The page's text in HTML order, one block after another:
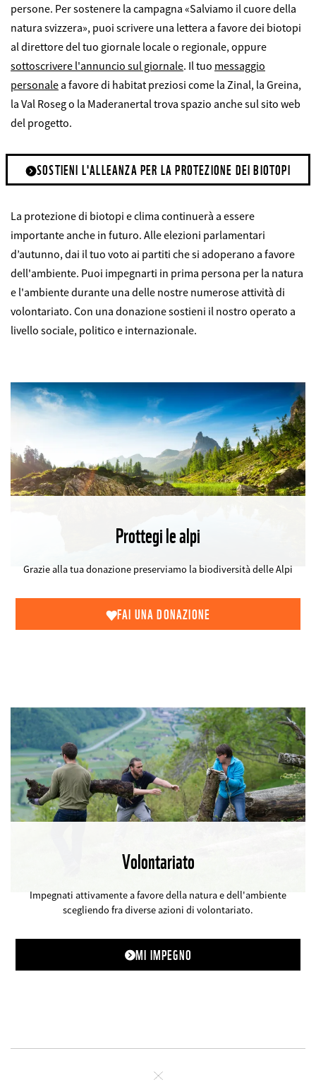
persone. Per sostenere la campagna «Salviamo il cuore della
natura svizzera», puoi scrivere una lettera a favore dei biotopi
al direttore del tuo giornale locale o regionale, oppure
sottoscrivere l'annuncio sul giornale. Il tuo messaggio
personale a favore di habitat preziosi come la Zinal, la Greina,
la Val Roseg o la Maderanertal trova spazio anche sul sito web
del progetto.
SOSTIENI L'ALLEANZA PER LA PROTEZIONE DEI BIOTOPI
La protezione di biotopi e clima continuerà a essere
importante anche in futuro. Alle elezioni parlamentari
d’autunno, dai il tuo voto ai partiti che si adoperano a favore
dell'ambiente. Puoi impegnarti in prima persona per la natura
e l'ambiente durante una delle nostre numerose attività di
volontariato. Con una donazione sostieni il nostro operato a
livello sociale, politico e internazionale.
Prottegi le alpi
Grazie alla tua donazione preserviamo la biodiversità delle Alpi
FAI UNA DONAZIONE
Volontariato
Impegnati attivamente a favore della natura e dell'ambiente
scegliendo fra diverse azioni di volontariato.
MI IMPEGNO
Chiudi